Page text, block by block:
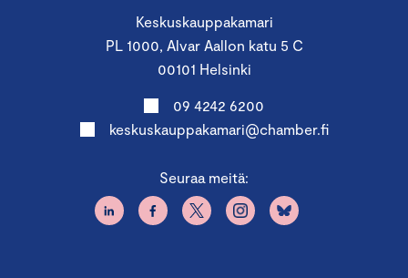
Keskuskauppakamari
PL 1000, Alvar Aallon katu 5 C
00101 Helsinki
09 4242 6200
keskuskauppakamari@chamber.fi
Seuraa meitä: